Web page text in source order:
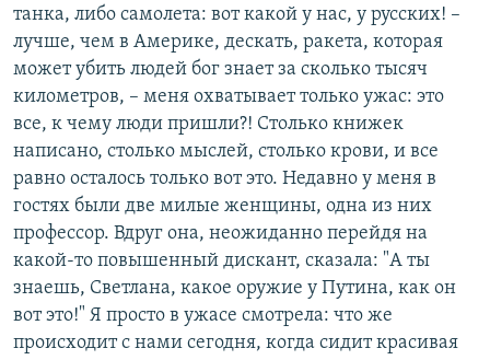
танка, либо самолета: вот какой у нас, у русских! –
лучше, чем в Америке, дескать, ракета, которая
может убить людей бог знает за сколько тысяч
километров, – меня охватывает только ужас: это
все, к чему люди пришли?! Столько книжек
написано, столько мыслей, столько крови, и все
равно осталось только вот это. Недавно у меня в
гостях были две милые женщины, одна из них
профессор. Вдруг она, неожиданно перейдя на
какой-то повышенный дискант, сказала: "А ты
знаешь, Светлана, какое оружие у Путина, как он
вот это!" Я просто в ужасе смотрела: что же
происходит с нами сегодня, когда сидит красивая